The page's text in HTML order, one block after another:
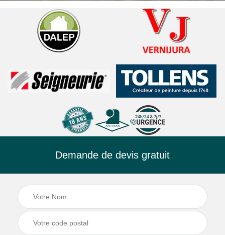
Demande de devis gratuit